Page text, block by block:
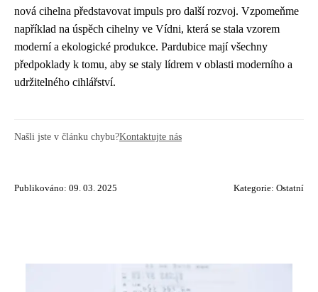
nová cihelna představovat impuls pro další rozvoj. Vzpomeňme
například na úspěch cihelny ve Vídni, která se stala vzorem
moderní a ekologické produkce. Pardubice mají všechny
předpoklady k tomu, aby se staly lídrem v oblasti moderního a
udržitelného cihlářství.
Našli jste v článku chybu?Kontaktujte nás
Publikováno: 09. 03. 2025 Kategorie: Ostatní